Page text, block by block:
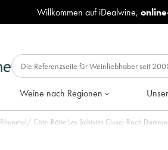
Willkommen auf iDealwine,
Weine nach Regionen
Rhonetal/ Côte-Rôtie Les Schistes Clusel-Roch